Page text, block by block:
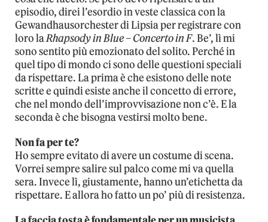
episodio, direi l’esordio in veste classica con la
Gewandhausorchester di Lipsia per registrare con
loro laRhapsody in Blue – Concerto in F. Be’, lì mi
sono sentito più emozionato del solito. Perché in
quel tipo di mondo ci sono delle questioni speciali
da rispettare. La prima è che esistono delle note
scritte e quindi esiste anche il concetto di errore,
che nel mondo dell’improvvisazione non c’è. E la
seconda è che bisogna vestirsi molto bene.
Non fa per te?
Ho sempre evitato di avere un costume di scena.
Vorrei sempre salire sul palco come mi va quella
sera. Invece lì, giustamente, hanno un’etichetta da
rispettare. E allora ho fatto un po’ più di resistenza.